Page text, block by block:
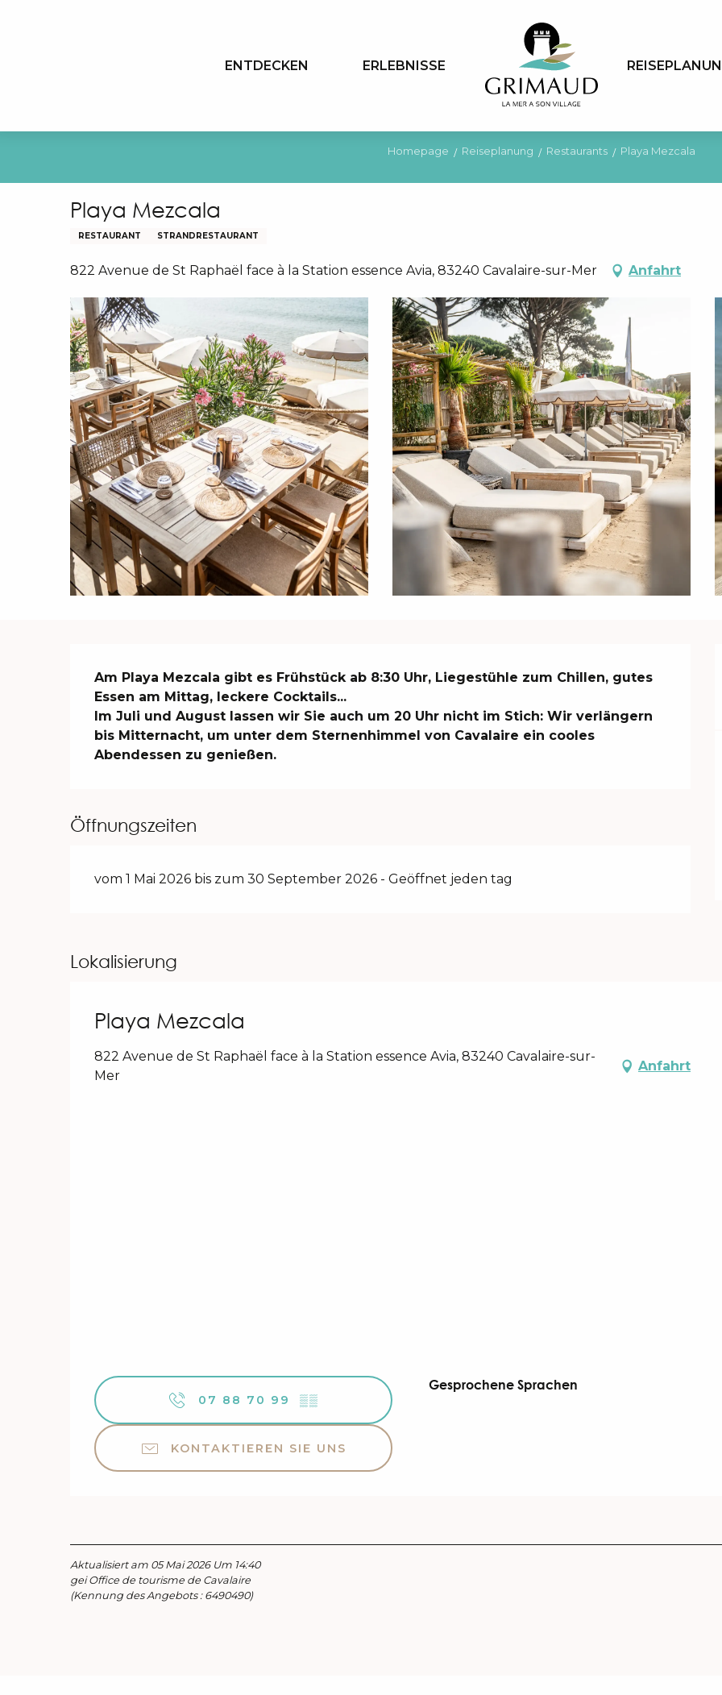
ENTDECKEN ERLEBNISSE
Homepage Reiseplanung Restaurants Playa Mezcala
Playa Mezcala
RESTAURANT STRANDRESTAURANT
822 Avenue de St Raphaël face à la Station essence Avia, 83240 Cavalaire-sur-Mer Anfahrt
Beschreibung
Am Playa Mezcala gibt es Frühstück ab 8:30 Uhr, Liegestühle zum Chillen, gutes
Essen am Mittag, leckere Cocktails...
Im Juli und August lassen wir Sie auch um 20 Uhr nicht im Stich: Wir verlängern
bis Mitternacht, um unter dem Sternenhimmel von Cavalaire ein cooles
Abendessen zu genießen.
Öffnungszeiten
vom 1 Mai 2026 bis zum 30 September 2026 - Geöffnet jeden tag
Lokalisierung
Playa Mezcala
822 Avenue de St Raphaël face à la Station essence Avia, 83240 Cavalaire-sur-
Mer
Anfahrt
07 88 70 99 ▒▒
KONTAKTIEREN SIE UNS
Gesprochene Sprachen
Gesprochene Sprachen
Aktualisiert am 05 Mai 2026 Um 14:40
gei Office de tourisme de Cavalaire
(Kennung des Angebots : 6490490)